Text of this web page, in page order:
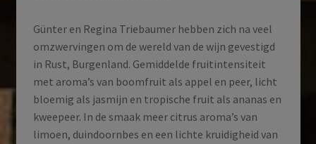
Günter en Regina Triebaumer hebben zich na veel
omzwervingen om de wereld van de wijn gevestigd
in Rust, Burgenland. Gemiddelde fruitintensiteit
met aroma’s van boomfruit als appel en peer, licht
bloemig als jasmijn en tropische fruit als ananas en
kweepeer. In de smaak meer citrus aroma’s van
limoen, duindoornbes en een lichte kruidigheid van